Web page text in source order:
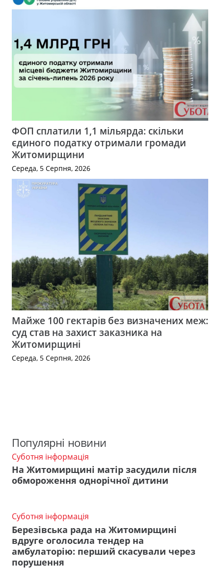
ФОП сплатили 1,1 мільярда: скільки
єдиного податку отримали громади
Житомирщини
Середа, 5 Серпня, 2026
Майже 100 гектарів без визначених меж:
суд став на захист заказника на
Житомирщині
Середа, 5 Серпня, 2026
Популярні новини
Суботня інформація
На Житомирщині матір засудили після
обмороження однорічної дитини
Суботня інформація
Березівська рада на Житомирщині
вдруге оголосила тендер на
амбулаторію: перший скасували через
порушення